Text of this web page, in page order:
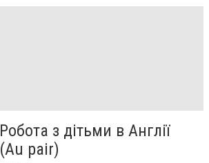
Робота з дітьми в Англії
(Au pair)